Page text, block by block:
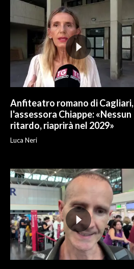
INFO AZIENDE
ABBONATI
ANNUNCI
NECROLOGI
PUBBLICITÀ
SPIAGGE
STORE
Anfiteatro romano di Cagliari,
l'assessora Chiappe: «Nessun
ritardo, riaprirà nel 2029»
Luca Neri